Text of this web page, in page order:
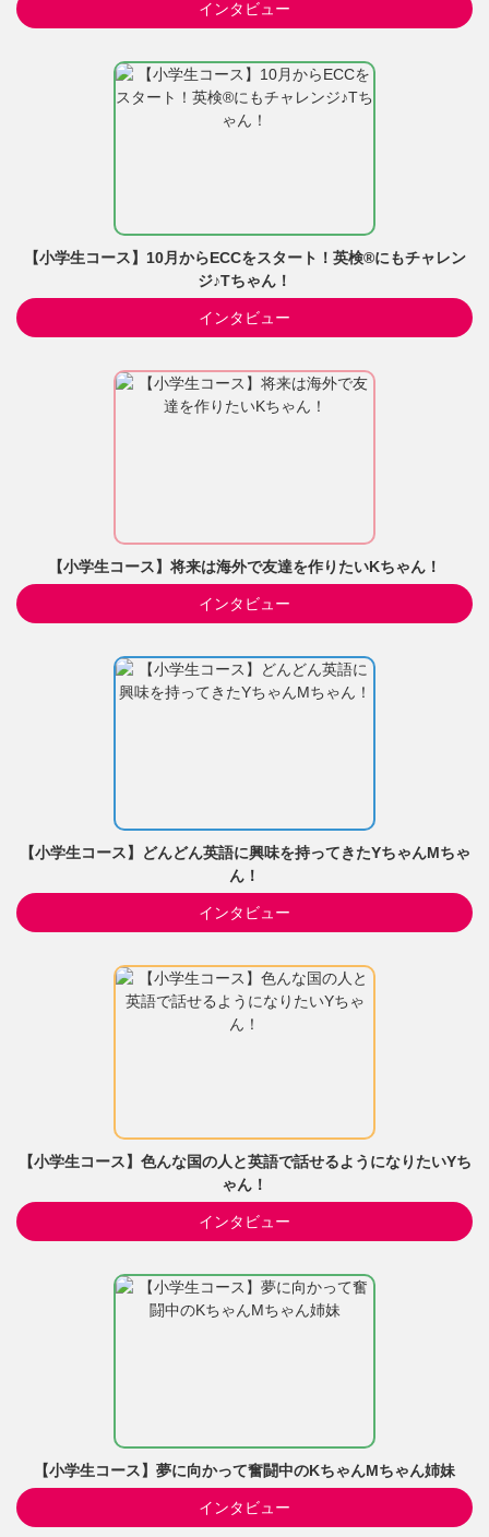
インタビュー
【小学生コース】10月からECCをスタート！英検®にもチャレン
ジ♪Tちゃん！
インタビュー
【小学生コース】将来は海外で友達を作りたいKちゃん！
インタビュー
【小学生コース】どんどん英語に興味を持ってきたYちゃんMちゃ
ん！
インタビュー
【小学生コース】色んな国の人と英語で話せるようになりたいYち
ゃん！
インタビュー
【小学生コース】夢に向かって奮闘中のKちゃんMちゃん姉妹
インタビュー